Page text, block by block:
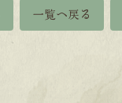
一覧へ戻る